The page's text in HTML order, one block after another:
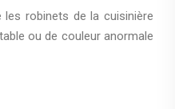
robinets de la cuisinière
ou de couleur anormale